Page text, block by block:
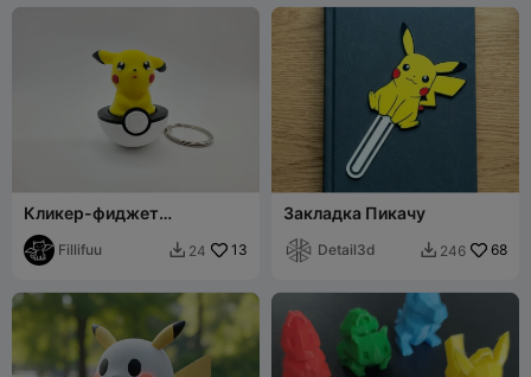
Кликер-фиджет
"Грустный Пикачу"
Fillifuu  24 13
Закладка Пикачу
Detail3d  246 68